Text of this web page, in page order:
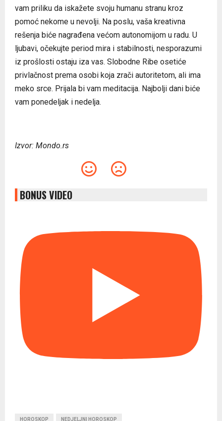
vam priliku da iskažete svoju humanu stranu kroz
pomoć nekome u nevolji. Na poslu, vaša kreativna
rešenja biće nagrađena većom autonomijom u radu. U
ljubavi, očekujte period mira i stabilnosti, nesporazumi
iz prošlosti ostaju iza vas. Slobodne Ribe osetiće
privlačnost prema osobi koja zrači autoritetom, ali ima
meko srce. Prijala bi vam meditacija. Najbolji dani biće
vam ponedeljak i nedelja.
Izvor: Mondo.rs
BONUS VIDEO
HOROSKOP NEDJELJNI HOROSKOP